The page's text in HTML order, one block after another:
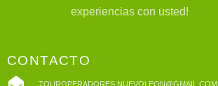
experiencias con usted!
CONTACTO
TOUROPERADORES.NUEVOLEON@GMAIL.COM